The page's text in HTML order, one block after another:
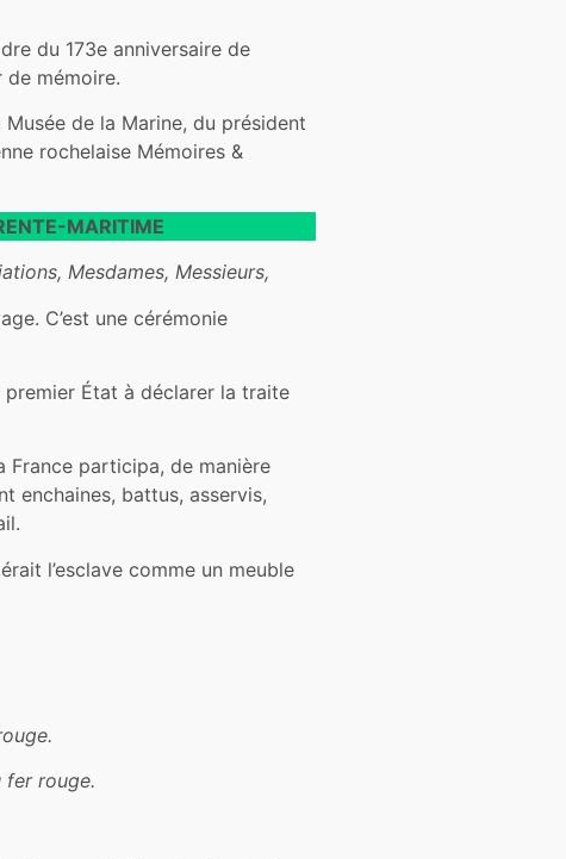
du 173e anniversaire de
de mémoire.
de la Marine, du président
rochelaise Mémoires &
MARITIME
Mesdames, Messieurs,
C’est une cérémonie
premier État à déclarer la traite
France participa, de manière
enchaines, battus, asservis,
l’esclave comme un meuble
fer rouge.